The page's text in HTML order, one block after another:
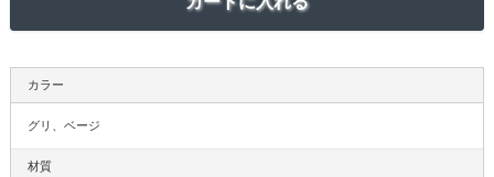
カラー
グリ、ベージ
材質